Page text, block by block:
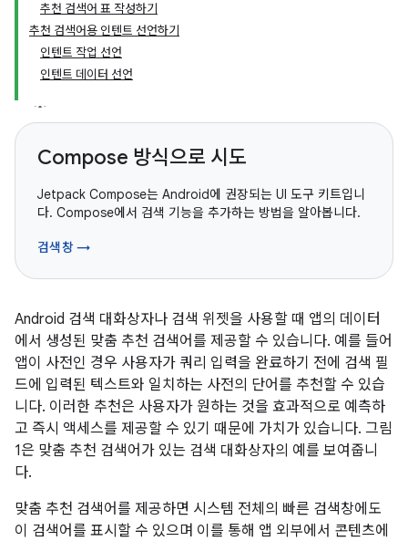
추천 검색어 표 작성하기
추천 검색어용 인텐트 선언하기
인텐트 작업 선언
인텐트 데이터 선언
Compose 방식으로 시도
Jetpack Compose는 Android에 권장되는 UI 도구 키트입니
다. Compose에서 검색 기능을 추가하는 방법을 알아봅니다.
검색창 →
Android 검색 대화상자나 검색 위젯을 사용할 때 앱의 데이터
에서 생성된 맞춤 추천 검색어를 제공할 수 있습니다. 예를 들어
앱이 사전인 경우 사용자가 쿼리 입력을 완료하기 전에 검색 필
드에 입력된 텍스트와 일치하는 사전의 단어를 추천할 수 있습
니다. 이러한 추천은 사용자가 원하는 것을 효과적으로 예측하
고 즉시 액세스를 제공할 수 있기 때문에 가치가 있습니다. 그림
1은 맞춤 추천 검색어가 있는 검색 대화상자의 예를 보여줍니
다.
맞춤 추천 검색어를 제공하면 시스템 전체의 빠른 검색창에도
이 검색어를 표시할 수 있으며 이를 통해 앱 외부에서 콘텐츠에